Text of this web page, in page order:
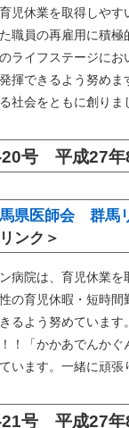
児休業を取得しやす
職員の再雇用に積極
ライフステージにお
揮できるよう努めま
社会をともに創りま
20号 平成27年
県医師会 群馬
ンク＞
病院は、育児休業を
の育児休暇・短時
るよう努めています。
！「かかあでんかぐ
います。一緒に頑張
21号 平成27年